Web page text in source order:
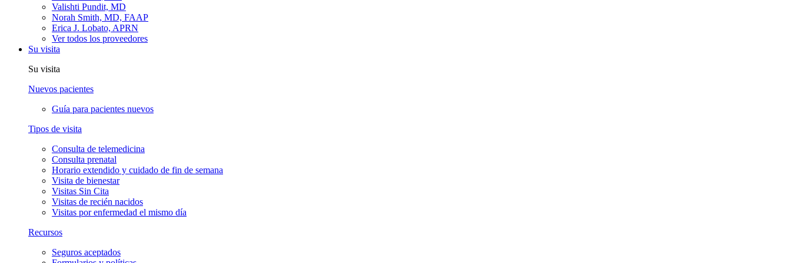
Valishti Pundit, MD
Norah Smith, MD, FAAP
Erica J. Lobato, APRN
Ver todos los proveedores
Su visita
Su visita
Nuevos pacientes
Guía para pacientes nuevos
Tipos de visita
Consulta de telemedicina
Consulta prenatal
Horario extendido y cuidado de fin de semana
Visita de bienestar
Visitas Sin Cita
Visitas de recién nacidos
Visitas por enfermedad el mismo día
Recursos
Seguros aceptados